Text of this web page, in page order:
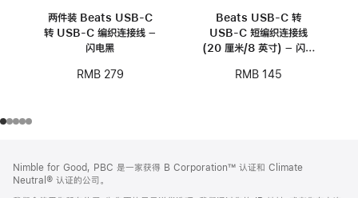
两件装 Beats USB-C
转 USB-C 编织连接线 –
闪电黑
RMB 279
Beats USB-C 转
USB-C 短编织连接线
(20 厘米/8 英寸) – 闪电
RMB 145
页
注
Nimble for Good, PBC 是一家获得 B Corporation™ 认证和 Climate
Neutral® 认证的公司。